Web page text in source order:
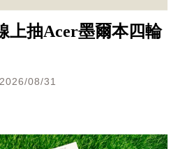
上抽Acer墨爾本四輪
08/31